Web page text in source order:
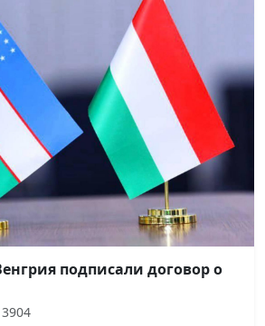
подписали договор о
3904